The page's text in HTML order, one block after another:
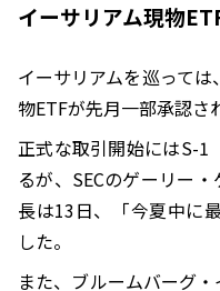
イーサリアム現物
イーサリアムを巡って
物ETFが先月一部承認さ
正式な取引開始にはS-1
るが、SECのゲーリー
長は13日、「今夏中に
した。
また、ブルームバーグ